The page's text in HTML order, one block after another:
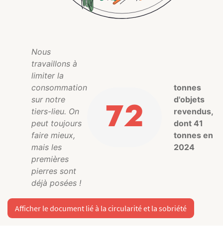
Nous
travaillons à
limiter la
consommation
sur notre
tiers-lieu. On
peut toujours
faire mieux,
mais les
premières
pierres sont
déjà posées !
72
tonnes
d'objets
revendus,
dont 41
tonnes en
2024
Afficher le document lié à la circularité et la sobriété